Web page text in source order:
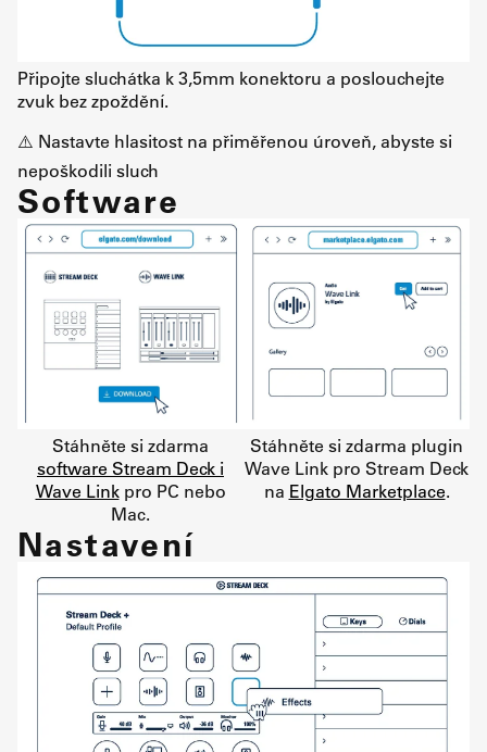
Připojte sluchátka k 3,5mm konektoru a poslouchejte
zvuk bez zpoždění.
⚠️ Nastavte hlasitost na přiměřenou úroveň, abyste si
nepoškodili sluch
Software
Stáhněte si zdarma
software Stream Deck i
Wave Linkpro PC nebo
Mac.
Stáhněte si zdarma plugin
Wave Link pro Stream Deck
na Elgato Marketplace.
Nastavení